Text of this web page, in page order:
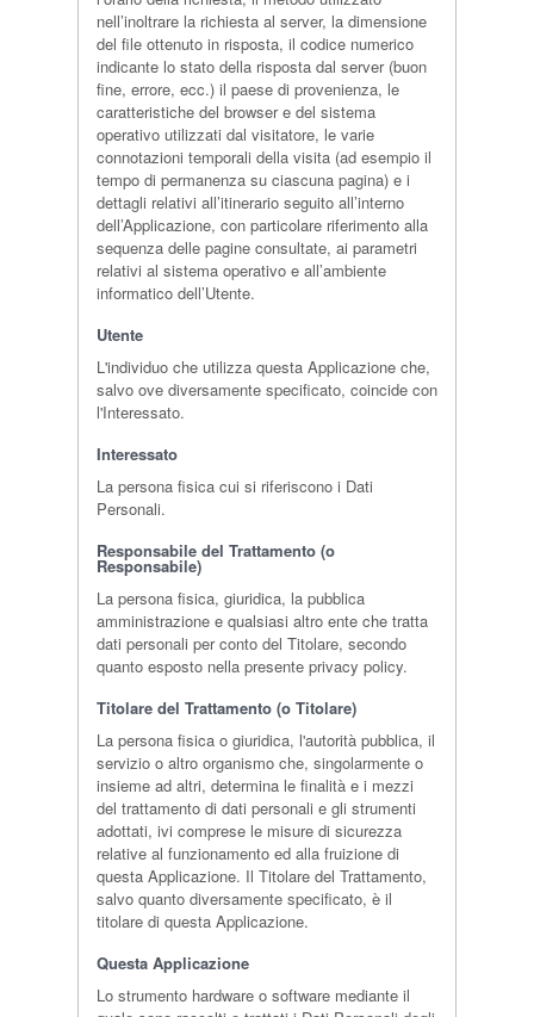
nell’inoltrare la richiesta al server, la dimensione
del file ottenuto in risposta, il codice numerico
indicante lo stato della risposta dal server (buon
fine, errore, ecc.) il paese di provenienza, le
caratteristiche del browser e del sistema
operativo utilizzati dal visitatore, le varie
connotazioni temporali della visita (ad esempio il
tempo di permanenza su ciascuna pagina) e i
dettagli relativi all’itinerario seguito all’interno
dell’Applicazione, con particolare riferimento alla
sequenza delle pagine consultate, ai parametri
relativi al sistema operativo e all’ambiente
informatico dell’Utente.
Utente
L'individuo che utilizza questa Applicazione che,
salvo ove diversamente specificato, coincide con
l'Interessato.
Interessato
La persona fisica cui si riferiscono i Dati
Personali.
Responsabile del Trattamento (o
Responsabile)
La persona fisica, giuridica, la pubblica
amministrazione e qualsiasi altro ente che tratta
dati personali per conto del Titolare, secondo
quanto esposto nella presente privacy policy.
Titolare del Trattamento (o Titolare)
La persona fisica o giuridica, l'autorità pubblica, il
servizio o altro organismo che, singolarmente o
insieme ad altri, determina le finalità e i mezzi
del trattamento di dati personali e gli strumenti
adottati, ivi comprese le misure di sicurezza
relative al funzionamento ed alla fruizione di
questa Applicazione. Il Titolare del Trattamento,
salvo quanto diversamente specificato, è il
titolare di questa Applicazione.
Questa Applicazione
Lo strumento hardware o software mediante il